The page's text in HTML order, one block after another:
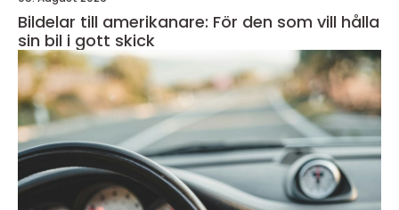
Bildelar till amerikanare: För den som vill hålla
sin bil i gott skick